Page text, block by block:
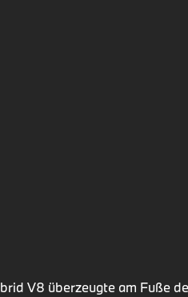
V8 überzeugte am Fuße